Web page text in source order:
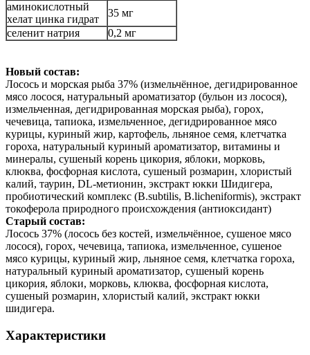
аминокислотный
хелат цинка гидрат
35 мг
селенит натрия
0,2 мг
Новый состав:
Лосось и морская рыба 37% (измельчённое, дегидрированное
мясо лосося, натуральный ароматизатор (бульон из лосося),
измельченная, дегидрированная морская рыба), горох,
чечевица, тапиока, измельченное, дегидрированное мясо
курицы, куриный жир, картофель, льняное семя, клетчатка
гороха, натуральный куриный ароматизатор, витамины и
минералы, сушеный корень цикория, яблоки, морковь,
клюква, фосфорная кислота, сушеный розмарин, хлористый
калий, таурин, DL-метионин, экстракт юкки Шидигера,
пробиотический комплекс (B.subtilis, B.licheniformis), экстракт
токоферола природного происхождения (антиоксидант)
Старый состав:
Лосось 37% (лосось без костей, измельчённое, сушеное мясо
лосося), горох, чечевица, тапиока, измельченное, сушеное
мясо курицы, куриный жир, льняное семя, клетчатка гороха,
натуральный куриный ароматизатор, сушеный корень
цикория, яблоки, морковь, клюква, фосфорная кислота,
сушеный розмарин, хлористый калий, экстракт юкки
шидигера.
Характеристики